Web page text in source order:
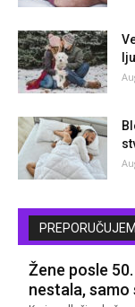
Žene posle
nestala, samo